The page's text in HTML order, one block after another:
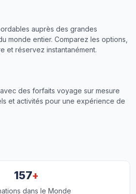
auprès des grandes
monde entier. Comparez les options,
et réservez instantanément.
des forfaits voyage sur mesure
et activités pour une expérience de
157+
dans le Monde